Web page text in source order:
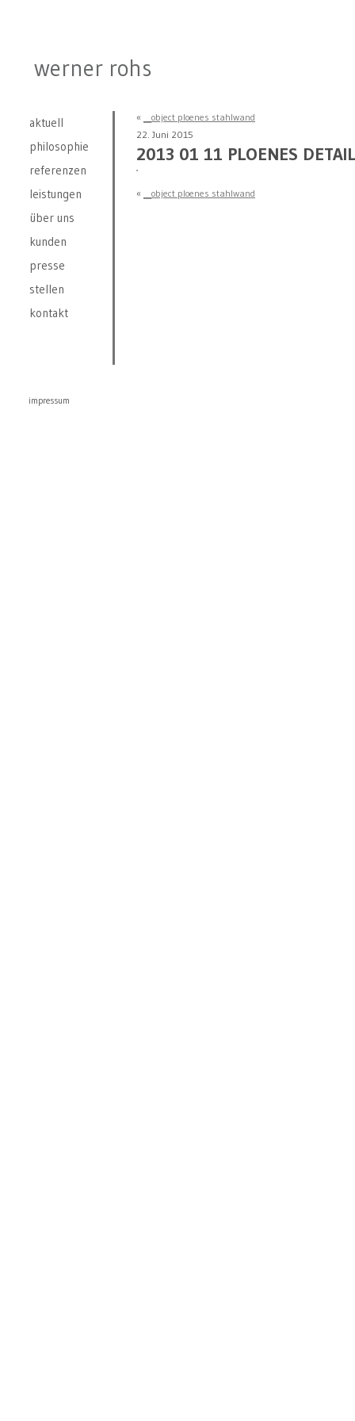
werner rohs
aktuell
philosophie
referenzen
leistungen
über uns
kunden
presse
stellen
kontakt
«
__object ploenes stahlwand
22. Juni 2015
2013 01 11 PLOENES
« __object ploenes stahlwand
impressum